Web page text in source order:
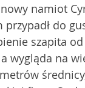
namiot
do
szapita
wygląda na